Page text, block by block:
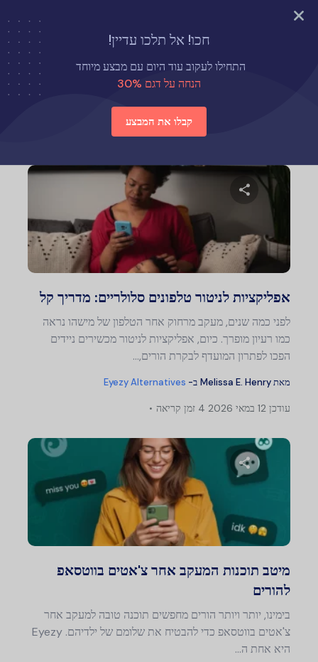
נסה עכשיו
חכו! אל תלכו עדיין!
התחילו לעקוב עוד היום עם מבצע מיוחד
הנחה על דגם 30%
קבלו את המבצע
חלופות ל-Eyezy
חלופות ל-Eyezy
שתף מאמר זה
אפליקציות לניטור טלפונים סלולריים: מדריך קל
לפני כמה שנים, מעקב מרחוק אחר הטלפון של מישהו נראה
כמו רעיון מופרך. כיום, אפליקציות לניטור מכשירים ניידים
הפכו לפתרון המועדף לבקרת הורים,…
מאתMelissa E. Henry ב- Eyezy Alternatives
עודכן 4 זמן קריאה
שתף מאמר זה
מיטב תוכנות המעקב אחר צ'אטים בווטסאפ
להורים
בימינו, יותר ויותר הורים מחפשים תוכנה טובה למעקב אחר
צ'אטים בווטסאפ כדי להבטיח את שלומם של ילדיהם. Eyezy
היא אחת ה...